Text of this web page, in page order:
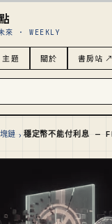
來 · WEEKLY
主題 關於 書房站 ↗
鏈 ›